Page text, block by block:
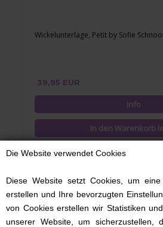
Die Website verwendet Cookies
Diese Website setzt Cookies, um
erstellen und Ihre bevorzugten
von Cookies erstellen wir Statistiken
unserer Website, um sicherzustellen,
Wickelunterlage, Petit by Sofie
39,95 EUR